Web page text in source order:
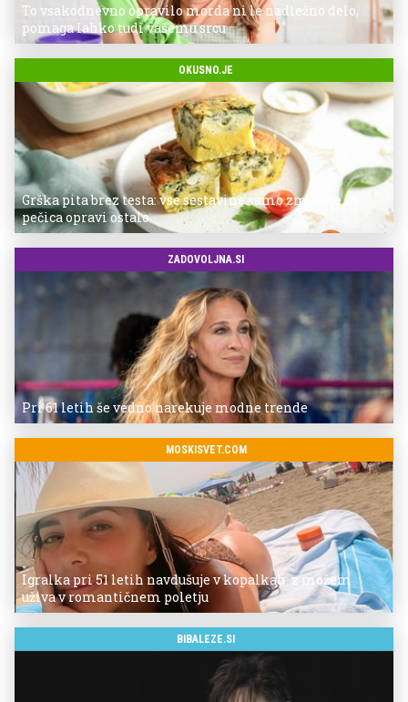
To vsakodnevno opravilo morda ni le nadležno delo,
pomaga lahko tudi vašemu srcu
OKUSNO.JE
Grška pita brez testa: vse sestavine samo zmešate in
pečica opravi ostalo
ZADOVOLJNA.SI
Pri 61 letih še vedno narekuje modne trende
MOSKISVET.COM
Igralka pri 51 letih navdušuje v kopalkah: z možem
uživa v romantičnem poletju
BIBALEZE.SI